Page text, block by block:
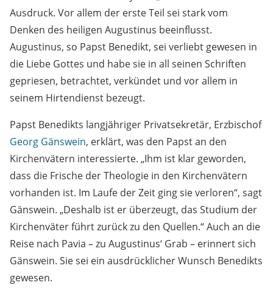
Ausdruck. Vor allem der erste Teil sei stark vom
Denken des heiligen Augustinus beeinflusst.
Augustinus, so Papst Benedikt, sei verliebt gewesen in
die Liebe Gottes und habe sie in all seinen Schriften
gepriesen, betrachtet, verkündet und vor allem in
seinem Hirtendienst bezeugt.
Papst Benedikts langjähriger Privatsekretär, Erzbischof
Georg Gänswein, erklärt, was den Papst an den
Kirchenvätern interessierte. „Ihm ist klar geworden,
dass die Frische der Theologie in den Kirchenvätern
vorhanden ist. Im Laufe der Zeit ging sie verloren“, sagt
Gänswein. „Deshalb ist er überzeugt, das Studium der
Kirchenväter führt zurück zu den Quellen.“ Auch an die
Reise nach Pavia – zu Augustinus‘ Grab – erinnert sich
Gänswein. Sie sei ein ausdrücklicher Wunsch Benedikts
gewesen.